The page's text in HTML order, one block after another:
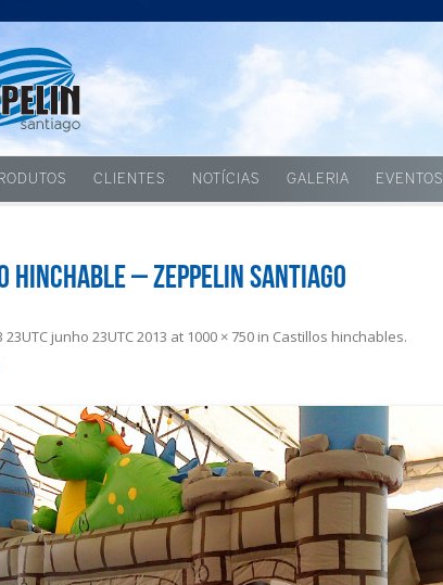
CLIENTES NOTÍCIAS GALERIA EVENTOS
– Zeppelin Santiago
23UTC junho 23UTC 2013 at 1000 × 750 in Castillos hinchables.